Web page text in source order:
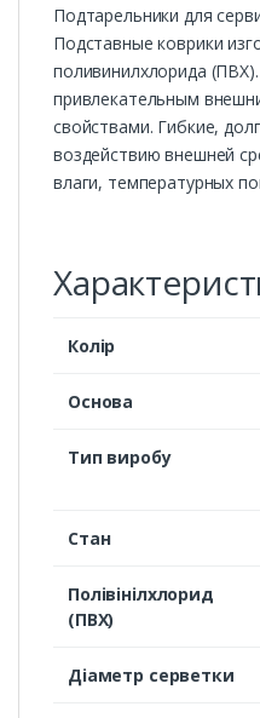
Подтарельники для
Подставные коврики
поливинилхлорида
привлекательным
свойствами. Гибкие,
воздействию внешней
влаги, температурных
Колір
Основа
Тип виробу
Стан
Полівінілхлорид
(ПВХ)
Діаметр серветки